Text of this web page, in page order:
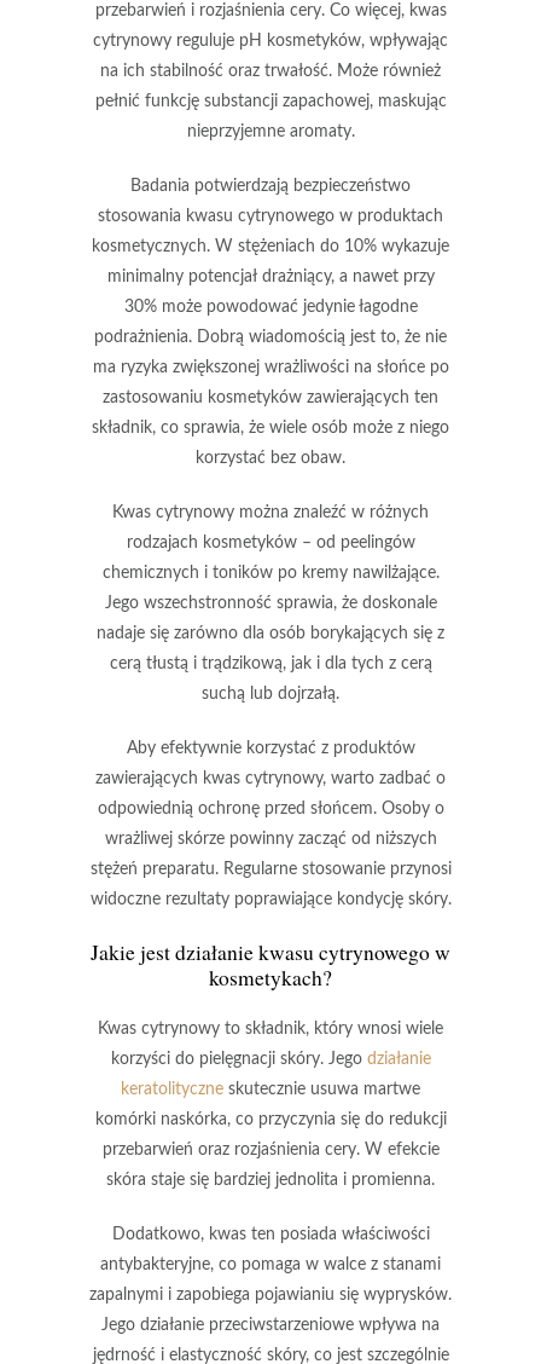
przebarwień i rozjaśnienia cery. Co więcej, kwas
cytrynowy reguluje pH kosmetyków, wpływając
na ich stabilność oraz trwałość. Może również
pełnić funkcję substancji zapachowej, maskując
nieprzyjemne aromaty.
Badania potwierdzają bezpieczeństwo
stosowania kwasu cytrynowego w produktach
kosmetycznych. W stężeniach do 10% wykazuje
minimalny potencjał drażniący, a nawet przy
30% może powodować jedynie łagodne
podrażnienia. Dobrą wiadomością jest to, że nie
ma ryzyka zwiększonej wrażliwości na słońcepo
zastosowaniu kosmetyków zawierających ten
składnik, co sprawia, że wiele osób może z niego
korzystać bez obaw.
Kwas cytrynowy można znaleźć w różnych
rodzajach kosmetyków – od peelingów
chemicznych i toników po kremy nawilżające.
Jego wszechstronność sprawia, że doskonale
nadaje się zarówno dla osób borykających się z
cerą tłustą i trądzikową, jak i dla tych z cerą
suchą lub dojrzałą.
Aby efektywnie korzystać z produktów
zawierających kwas cytrynowy, warto zadbać o
odpowiednią ochronę przed słońcem. Osoby o
wrażliwej skórze powinny zacząć od niższych
stężeń preparatu. Regularne stosowanie przynosi
widoczne rezultaty poprawiające kondycję skóry.
Jakie jest działanie kwasu cytrynowego w
kosmetykach?
Kwas cytrynowy to składnik, który wnosi wiele
korzyści do pielęgnacji skóry. Jego działanie
keratolityczne skutecznie usuwa martwe
komórki naskórka, co przyczynia się do redukcji
przebarwień oraz rozjaśnienia cery. W efekcie
skóra staje się bardziej jednolita i promienna.
Dodatkowo, kwas ten posiada właściwości
antybakteryjne, co pomaga w walce z stanami
zapalnymi i zapobiega pojawianiu się wyprysków.
Jego działanie przeciwstarzeniowe wpływa na
jędrność i elastyczność skóry, co jest szczególnie